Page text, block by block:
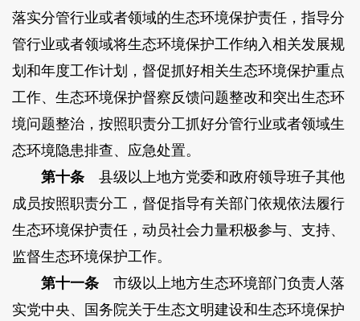
落实分管行业或者领域的生态环境保护责任，指导分
管行业或者领域将生态环境保护工作纳入相关发展规
划和年度工作计划，督促抓好相关生态环境保护重点
工作、生态环境保护督察反馈问题整改和突出生态环
境问题整治，按照职责分工抓好分管行业或者领域生
态环境隐患排查、应急处置。
第十条县级以上地方党委和政府领导班子其他
成员按照职责分工，督促指导有关部门依规依法履行
生态环境保护责任，动员社会力量积极参与、支持、
监督生态环境保护工作。
第十一条市级以上地方生态环境部门负责人落
实党中央、国务院关于生态文明建设和生态环境保护